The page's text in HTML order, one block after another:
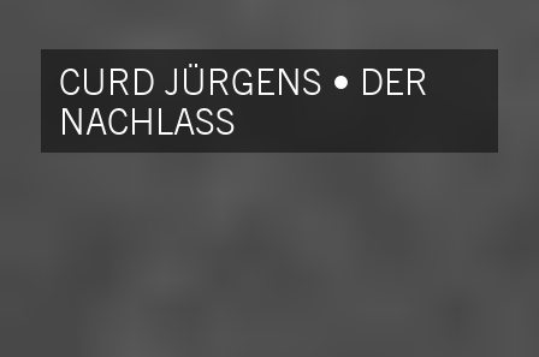
CURD JÜRGENS • DER
NACHLASS